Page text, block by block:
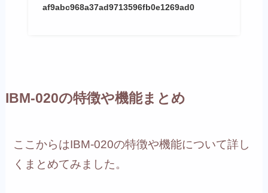
af9abc968a37ad9713596fb0e1269ad0
IBM-020の特徴や機能まとめ
ここからはIBM-020の特徴や機能について詳し
くまとめてみました。